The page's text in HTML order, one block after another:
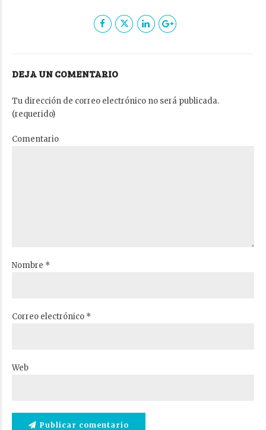
DEJA UN COMENTARIO
Tu dirección de correo electrónico no será publicada.
(requerido)
Comentario
Nombre *
Correo electrónico *
Web
Publicar comentario